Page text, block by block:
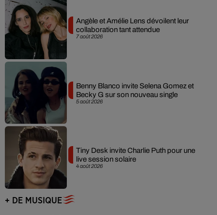
7 août 2026
Angèle et Amélie Lens dévoilent leur
collaboration tant attendue
5 août 2026
Benny Blanco invite Selena Gomez et
Becky G sur son nouveau single
4 août 2026
Tiny Desk invite Charlie Puth pour une
live session solaire
+ DE MUSIQUE